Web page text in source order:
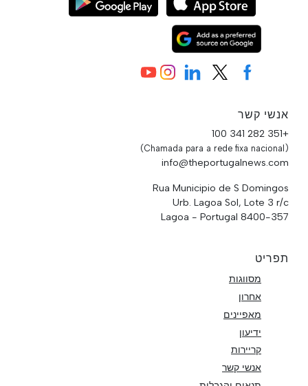
אנשי קשר
+351 282 341 100
(Chamada para a rede fixa nacional)
info@theportugalnews.com
Rua Municipio de S Domingos
Urb. Lagoa Sol, Lote 3 r/c
8400-357 Lagoa - Portugal
תפריט
מסווגות
אחרון
מאפיינים
ידיעון
קריירות
אנשי קשר